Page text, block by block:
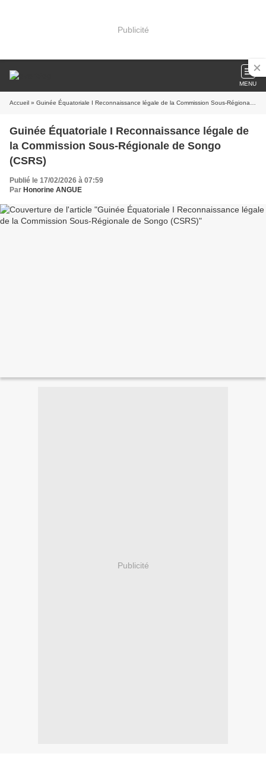
Publicité
MENU
Accueil » Guinée Équatoriale I Reconnaissance légale de la Commission Sous-Régionale de Songo (CSRS)
Guinée Équatoriale I Reconnaissance légale de
la Commission Sous-Régionale de Songo
(CSRS)
Publié le 17/02/2026 à 07:59
Par Honorine ANGUE
Publicité